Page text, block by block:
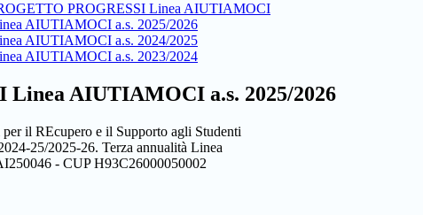
PROGRESSI Linea AIUTIAMOCI
AIUTIAMOCI a.s. 2025/2026
AIUTIAMOCI a.s. 2024/2025
AIUTIAMOCI a.s. 2023/2024
Linea AIUTIAMOCI a.s. 2025/2026
il REcupero e il Supporto agli Studenti
25/2025-26. Terza annualità Linea
- CUP H93C26000050002